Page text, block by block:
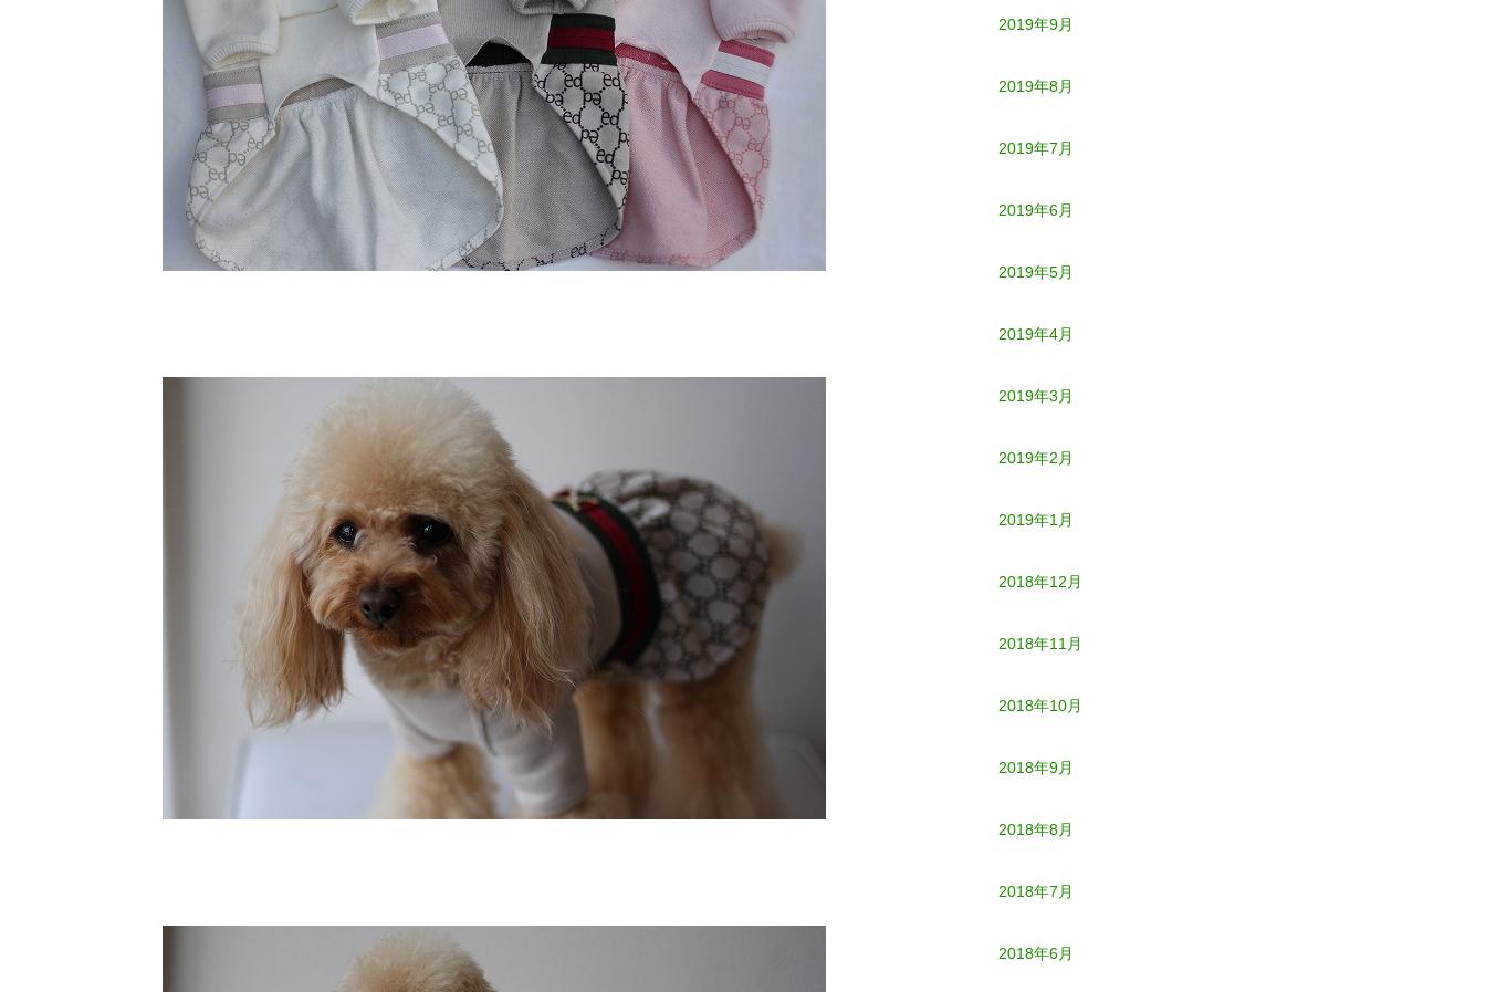
2019年9月
2019年8月
2019年7月
2019年6月
2019年5月
2019年4月
2019年3月
2019年2月
2019年1月
2018年12月
2018年11月
2018年10月
2018年9月
2018年8月
2018年7月
2018年6月